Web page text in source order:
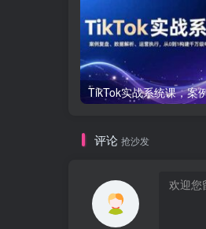
评论 抢沙发